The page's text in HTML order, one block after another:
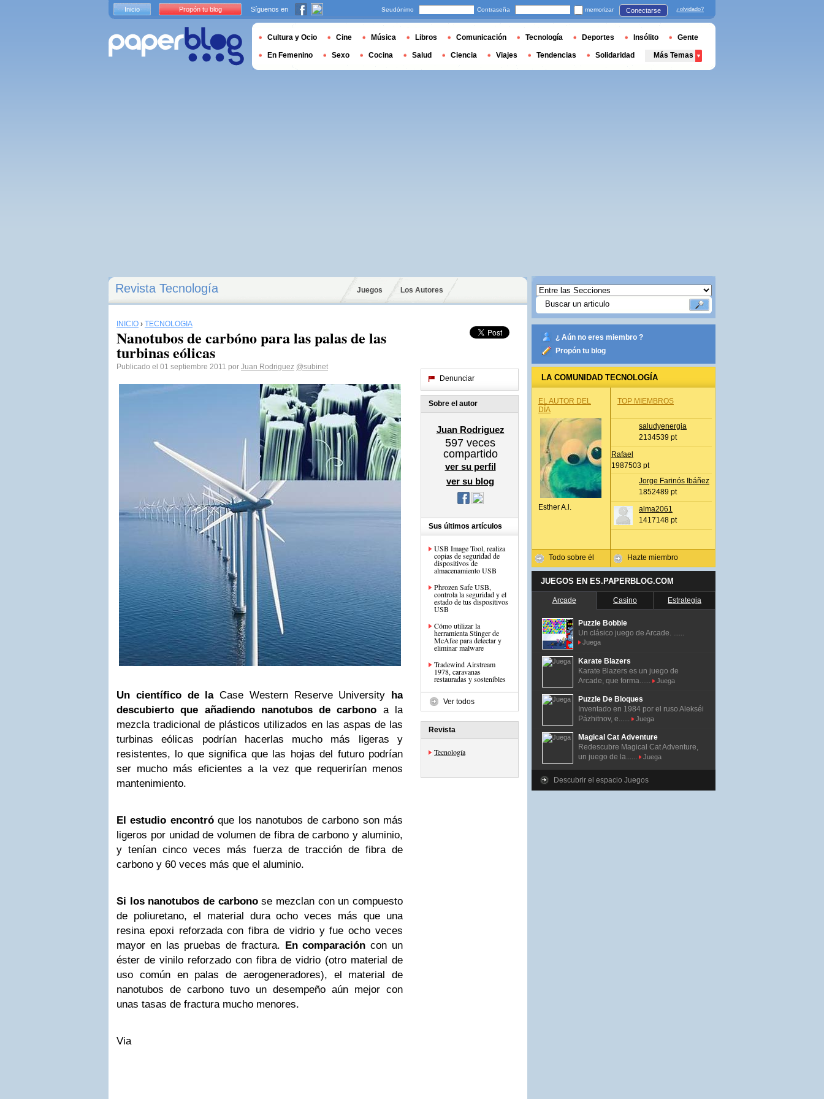
Revista Tecnología Juegos Los Autores
INICIO › TECNOLOGÍA
Nanotubos de carbóno para las palas de las
turbinas eólicas
Publicado el 01 septiembre 2011 por Juan Rodriguez @subinet
Un científico de laCase Western Reserve University ha
descubierto que añadiendo nanotubos de carbono a la
mezcla tradicional de plásticos utilizados en las aspas de las
turbinas eólicas podrían hacerlas mucho más ligeras y
resistentes, lo que significa que las hojas del futuro podrían
ser mucho más eficientes a la vez que requerirían menos
mantenimiento.
El estudio encontróque los nanotubos de carbono son más
ligeros por unidad de volumen de fibra de carbono y aluminio,
y tenían cinco veces más fuerza de tracción de fibra de
carbono y 60 veces más que el aluminio.
Si los nanotubos de carbonose mezclan con un compuesto
de poliuretano, el material dura ocho veces más que una
resina epoxi reforzada con fibra de vidrio y fue ocho veces
mayor en las pruebas de fractura. En comparación con un
éster de vinilo reforzado con fibra de vidrio (otro material de
uso común en palas de aerogeneradores), el material de
nanotubos de carbono tuvo un desempeño aún mejor con
unas tasas de fractura mucho menores.
Via
Denunciar
Sobre el autor
Juan Rodriguez
597 veces
compartido
ver su perfil
ver su blog
Sus últimos artículos
USB Image Tool, realiza
copias de seguridad de
dispositivos de
almacenamiento USB
Phrozen Safe USB,
controla la seguridad y el
estado de tus dispositivos
USB
Cómo utilizar la
herramienta Stinger de
McAfee para detectar y
eliminar malware
Tradewind Airstream
1978, caravanas
restauradas y sostenibles
Ver todos
Revista
Tecnología
¿ Aún no eres miembro ?
Propón tu blog
LA COMUNIDAD TECNOLOGÍA
EL AUTOR DEL
DÍA
Esther A.l.
Todo sobre él
TOP MIEMBROS
saludyenergia
2134539 pt
Rafael
1987503 pt
Jorge Farinós Ibáñez
1852489 pt
alma2061
1417148 pt
Hazte miembro
JUEGOS EN ES.PAPERBLOG.COM
Arcade Casino Estrategia
Puzzle Bobble
Un clásico juego de Arcade. ......
Juega
Karate Blazers
Karate Blazers es un juego de
Arcade, que forma......
Juega
Puzzle De Bloques
Inventado en 1984 por el ruso Alekséi
Pázhitnov, e......
Juega
Magical Cat Adventure
Redescubre Magical Cat Adventure,
un juego de la......
Juega
Descubrir el espacio Juegos
Inicio Propón tu blog Síguenos en Seudónimo Contraseña memorizar Conectarse ¿olvidado?
Cultura y Ocio Cine Música Libros Comunicación Tecnología Deportes Insólito Gente
En Femenino Sexo Cocina Salud Ciencia Viajes Tendencias Solidaridad Más Temas